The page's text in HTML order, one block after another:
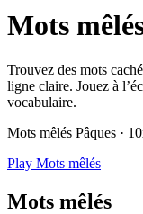
Mots
Trouvez des mots
ligne claire. Jouez à
vocabulaire.
Mots mêlés Pâques ·
Play Mots mêlés
Mots mêlés